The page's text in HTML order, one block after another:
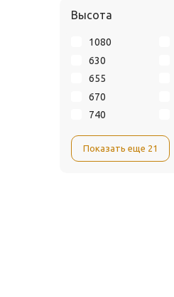
Высота
1080
630
655
670
740
Показать еще 21